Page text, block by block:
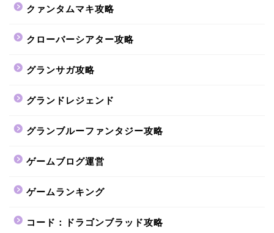
クァンタムマキ攻略
クローバーシアター攻略
グランサガ攻略
グランドレジェンド
グランブルーファンタジー攻略
ゲームブログ運営
ゲームランキング
コード：ドラゴンブラッド攻略